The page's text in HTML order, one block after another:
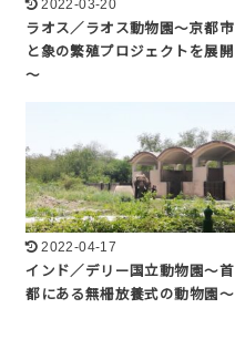
2022-03-20
ラオス／ラオス動物園～京都市
と象の繁殖プロジェクトを展開
～
2022-04-17
インド／デリー国立動物園～首
都にある無柵放養式の動物園～